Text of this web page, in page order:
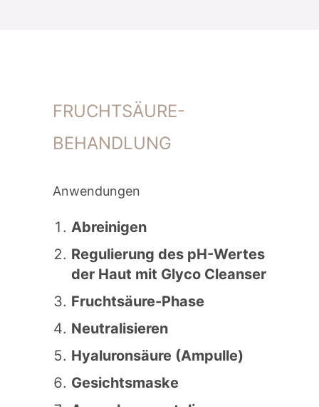
FRUCHTSÄURE-
BEHANDLUNG
Anwendungen
Abreinigen
Regulierung des pH-Wertes
der Haut mit Glyco Cleanser
Fruchtsäure-Phase
Neutralisieren
Hyaluronsäure (Ampulle)
Gesichtsmaske